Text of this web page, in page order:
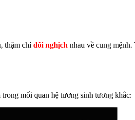
thậm chíđối nghịch nhau về cung
mối quan hệ tương sinh tương khắc: